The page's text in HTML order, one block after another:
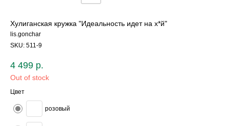
Хулиганская кружка "Идеальность идет на х*й"
lis.gonchar
SKU: 511-9
4 499 р.
Out of stock
Цвет
розовый